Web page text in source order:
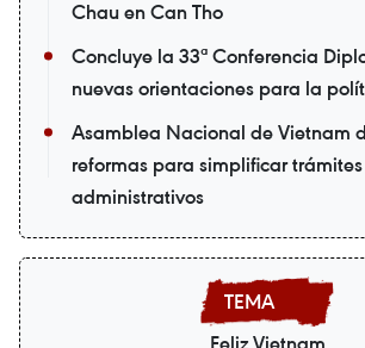
Chau en Can Tho
Concluye la 33ª Conferencia
nuevas orientaciones para la
Asamblea Nacional de Vietnam
reformas para simplificar trámites
administrativos